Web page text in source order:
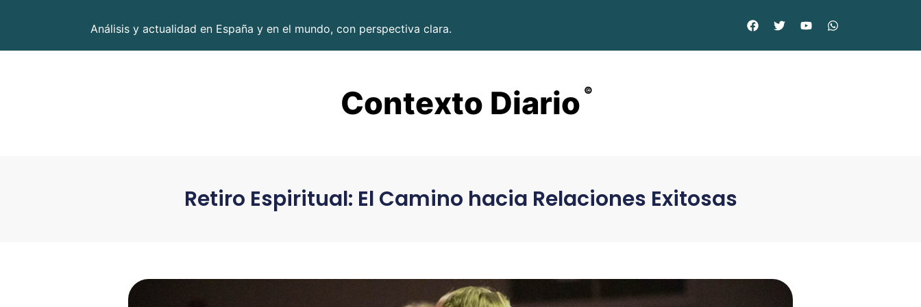
Análisis y actualidad en España y en el mundo, con perspectiva clara.
Contexto Diario ©
Retiro Espiritual: El Camino hacia Relaciones Exitosas